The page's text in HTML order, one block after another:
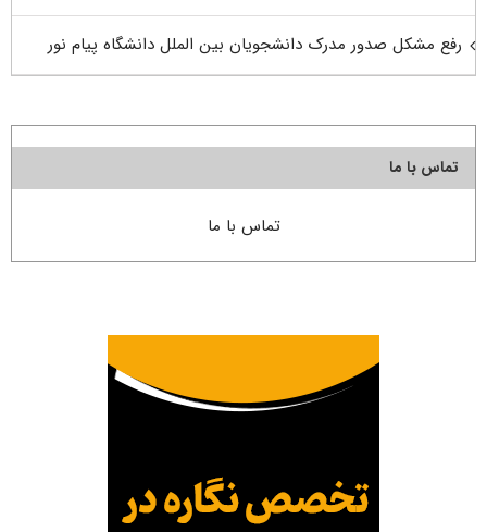
رفع مشکل صدور مدرک دانشجویان بین الملل دانشگاه پیام نور
تماس با ما
تماس با ما